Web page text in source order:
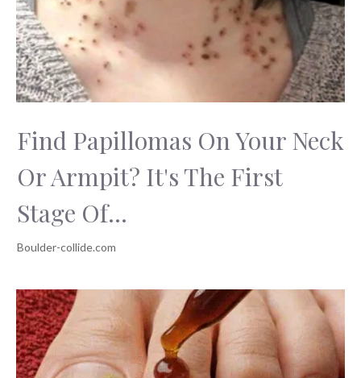
Find Papillomas On Your Neck
Or Armpit? It's The First
Stage Of...